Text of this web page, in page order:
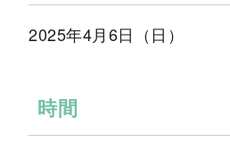
2025年4月6日（日）
時間